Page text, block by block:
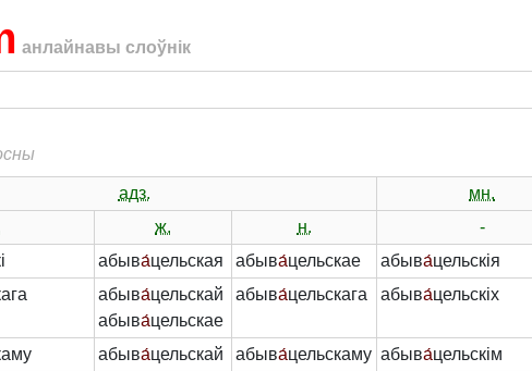
анлайнавы слоўнік
адз.
мн.
ж. н.
-
абыва́цельская абыва́цельскае абыва́цельскія
абыва́цельскай
абыва́цельскае
абыва́цельскага абыва́цельскіх
абыва́цельскай абыва́цельскаму абыва́цельскім